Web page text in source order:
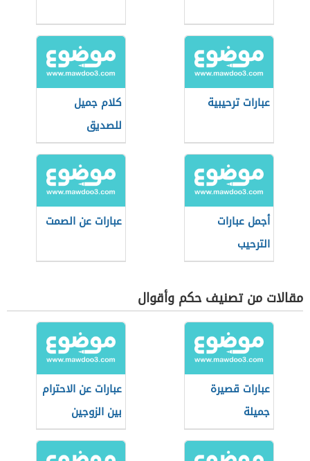
عبارات ترحيبية
كلام جميل
للصديق
أجمل عبارات
الترحيب
عبارات عن الصمت
مقالات من تصنيف حكم وأقوال
عبارات قصيرة
جميلة
عبارات عن الاحترام
بين الزوجين